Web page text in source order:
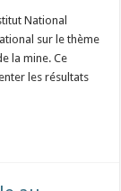
National
sur le thème
la mine. Ce
les résultats